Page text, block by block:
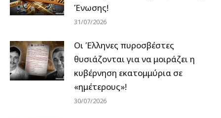
Ένωσης!
31/07/2026
Οι Έλληνες πυροσβέστες
θυσιάζονται για να μοιράζει η
κυβέρνηση εκατομμύρια σε
«ημέτερους»!
30/07/2026